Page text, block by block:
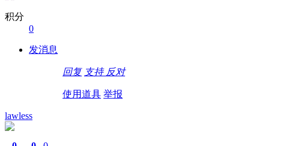
积分
0
发消息
回复 支持 反对
使用道具 举报
lawless